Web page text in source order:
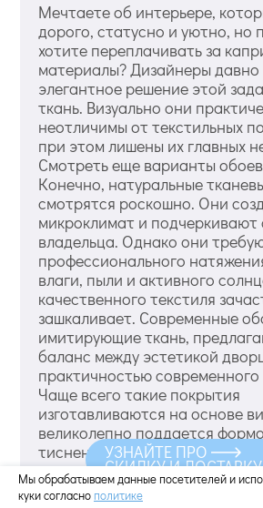
Мечтаете об интерьере,
дорого, статусно и уютно, но
хотите переплачивать за
материалы? Дизайнеры
элегантное решение этой
ткань. Визуально они
неотличимы от текстильных
при этом лишены их главных
Смотреть еще варианты
Конечно, натуральные
смотрятся роскошно. Они
микроклимат и подчеркивают
владельца. Однако они
профессионального
влаги, пыли и активного
качественного текстиля
зашкаливает. Современные
имитирующие ткань,
баланс между эстетикой
практичностью
Чаще всего такие покрытия
изготавливаются на основе
великолепно поддается
тиснению, позволяя
копирующую льняное
даже гобелен. Благодаря
Мы обрабатываем данные посетителей и
куки согласно политике
УЗНАЙТЕ ПРО
СКИДКУ И ДОСТАВКУ